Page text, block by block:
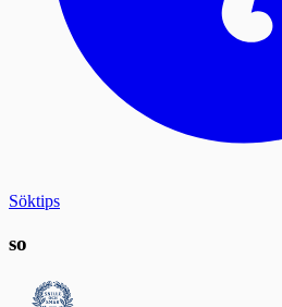
Söktips
so